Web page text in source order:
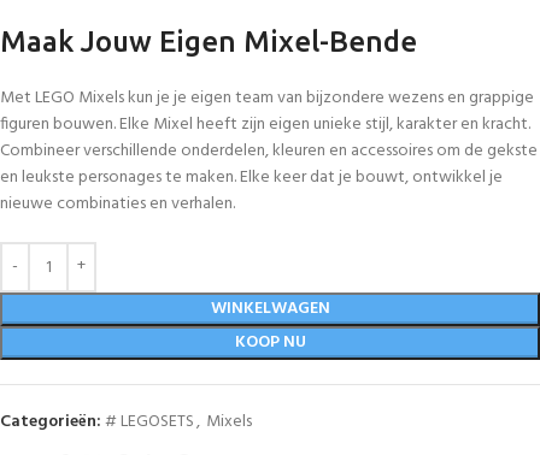
Maak Jouw Eigen Mixel-Bende
Met LEGO Mixels kun je je eigen team van bijzondere wezens en grappige
figuren bouwen. Elke Mixel heeft zijn eigen unieke stijl, karakter en kracht.
Combineer verschillende onderdelen, kleuren en accessoires om de gekste
en leukste personages te maken. Elke keer dat je bouwt, ontwikkel je
nieuwe combinaties en verhalen.
WINKELWAGEN
KOOP NU
Categorieën:# LEGOSETS, Mixels